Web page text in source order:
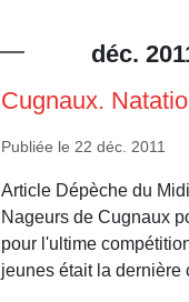
déc.
Cugnaux.
Publiée le 22 déc. 2011
Article Dépèche du
Nageurs de Cugnaux
pour l'ultime
jeunes était la dernière